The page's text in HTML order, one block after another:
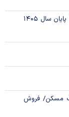
استفاده واردکنندگان اقلام سلامت‌محور از اوراق گام تا پایان سال ۱۴۰۵
بانک مسکن/ فروش